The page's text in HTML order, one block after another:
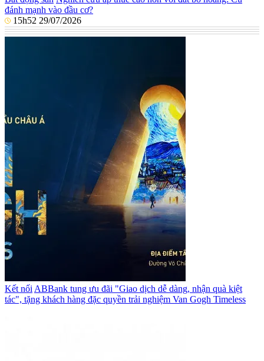
đánh mạnh vào đầu cơ?
15h52 29/07/2026
Kết nối ABBank tung ưu đãi "Giao dịch dễ dàng, nhận quà kiệt
tác", tặng khách hàng đặc quyền trải nghiệm Van Gogh Timeless